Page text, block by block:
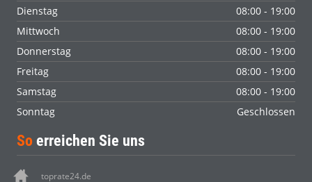
Dienstag
08:00 - 19:00
Mittwoch
08:00 - 19:00
Donnerstag
08:00 - 19:00
Freitag
08:00 - 19:00
Samstag
08:00 - 19:00
Sonntag
Geschlossen
So erreichen Sie uns
toprate24.de